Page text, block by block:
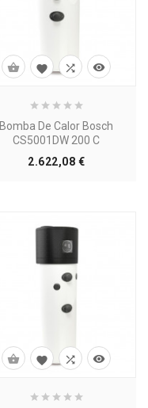
Bomba De Calor Bosch
CS5001DW 200 C
2.622,08 €Precio
   
   